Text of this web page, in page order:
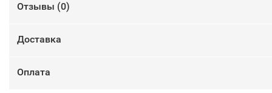
Отзывы (0)
Доставка
Оплата